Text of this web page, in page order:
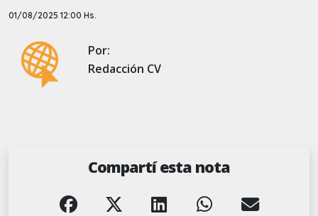
01/08/2025 12:00 Hs.
Por:
Redacción CV
Compartí esta nota